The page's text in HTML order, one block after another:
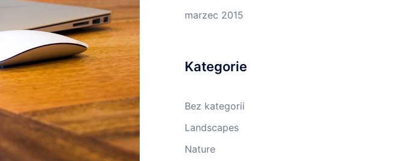
marzec 2015
Kategorie
Bez kategorii
Landscapes
Nature